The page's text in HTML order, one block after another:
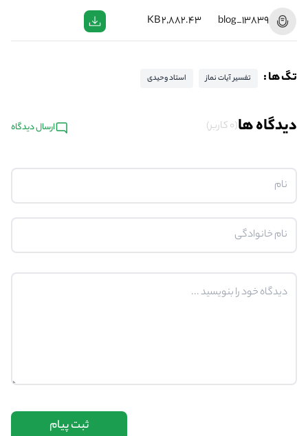
blog_13839
2,882.43 KB
تگ ها : تفسیر آیات نماز استاد وحیدی
دیدگاه ها(0 کاربر) ارسال دیدگاه
ثبت پیام